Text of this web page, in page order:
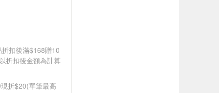
扣後滿$168贈10
折扣後金額為計算
折$20(單筆最高